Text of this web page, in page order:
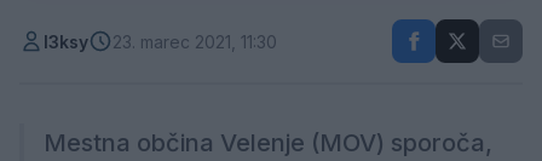
l3ksy 23. marec 2021, 11:30
Mestna občina Velenje (MOV) sporoča,